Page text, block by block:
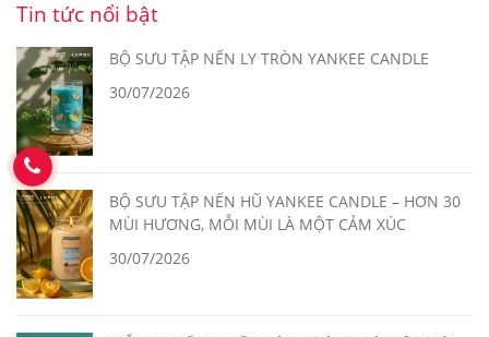
Tin tức nổi bật
BỘ SƯU TẬP NẾN LY TRÒN YANKEE CANDLE
30/07/2026
BỘ SƯU TẬP NẾN HŨ YANKEE CANDLE – HƠN 30
MÙI HƯƠNG, MỖI MÙI LÀ MỘT CẢM XÚC
30/07/2026